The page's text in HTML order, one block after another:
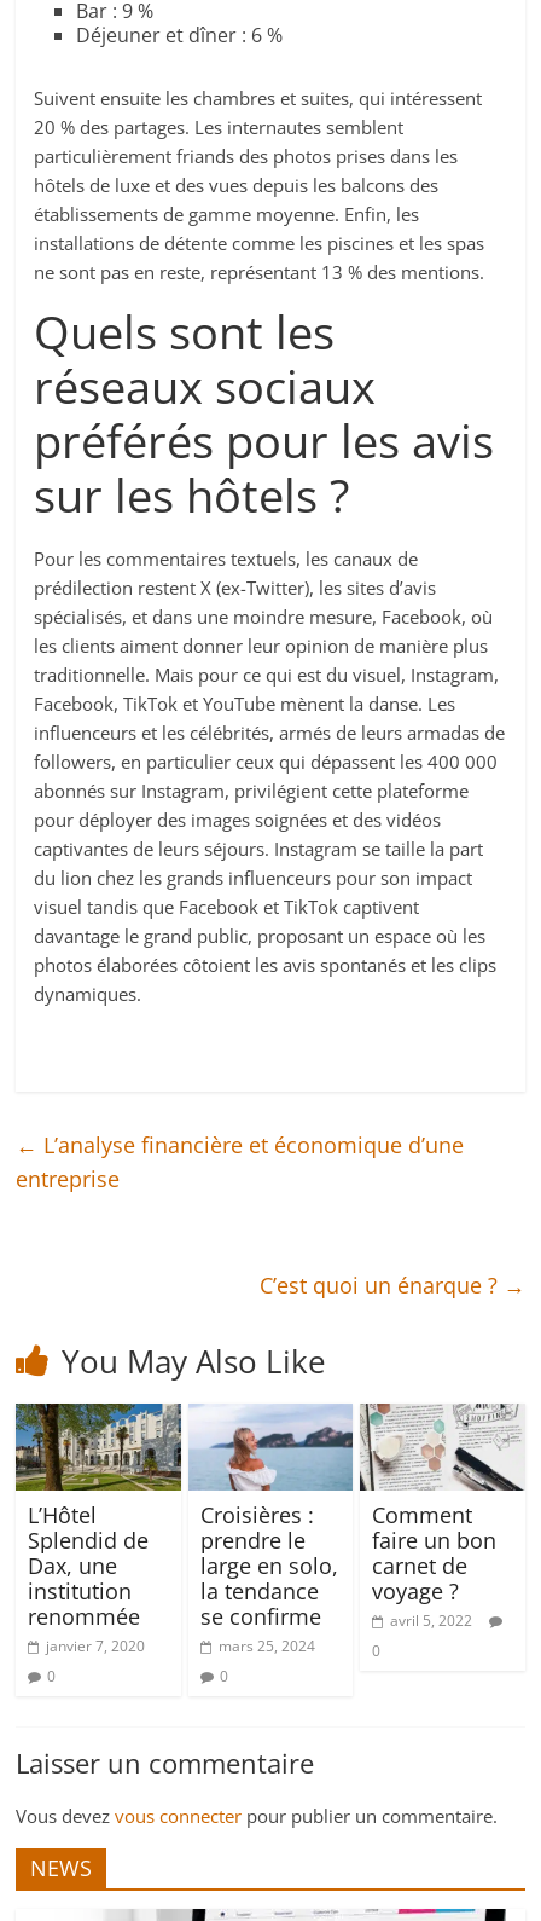
Bar : 9 %
Déjeuner et dîner : 6 %
Suivent ensuite les chambres et suites, qui intéressent
20 % des partages. Les internautes semblent
particulièrement friands des photos prises dans les
hôtels de luxe et des vues depuis les balcons des
établissements de gamme moyenne. Enfin, les
installations de détente comme les piscines et les spas
ne sont pas en reste, représentant 13 % des mentions.
Quels sont les
réseaux sociaux
préférés pour les avis
sur les hôtels ?
Pour les commentaires textuels, les canaux de
prédilection restent X (ex-Twitter), les sites d’avis
spécialisés, et dans une moindre mesure, Facebook, où
les clients aiment donner leur opinion de manière plus
traditionnelle. Mais pour ce qui est du visuel, Instagram,
Facebook, TikTok et YouTube mènent la danse. Les
influenceurs et les célébrités, armés de leurs armadas de
followers, en particulier ceux qui dépassent les 400 000
abonnés sur Instagram, privilégient cette plateforme
pour déployer des images soignées et des vidéos
captivantes de leurs séjours. Instagram se taille la part
du lion chez les grands influenceurs pour son impact
visuel tandis que Facebook et TikTok captivent
davantage le grand public, proposant un espace où les
photos élaborées côtoient les avis spontanés et les clips
dynamiques.
← L’analyse financière et économique d’une
entreprise
C’est quoi un énarque ? →
You May Also Like
L’Hôtel
Splendid de
Dax, une
institution
renommée
janvier 7, 2020
0
Croisières :
prendre le
large en solo,
la tendance
se confirme
mars 25, 2024
0
Comment
faire un bon
carnet de
voyage ?
avril 5, 2022
0
Laisser un commentaire
Vous devezvous connecter pour publier un commentaire.
NEWS